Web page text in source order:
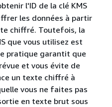
l'ID de la clé KMS
les données à partir
chiffré. Toutefois, la
que vous utilisez est
pratique garantit que
et vous évite de
un texte chiffré à
vous ne faites pas
en texte brut sous